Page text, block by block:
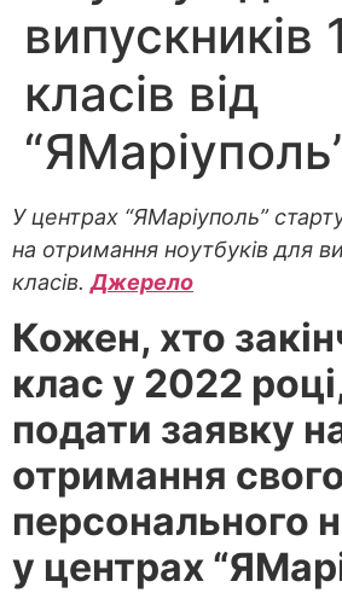
випускників
класів від
У центрах “ЯМаріуполь”
на отримання ноутбуків для
класів.Джерело
Кожен, хто
клас у 2022
подати заявку
отримання
персонального
у центрах